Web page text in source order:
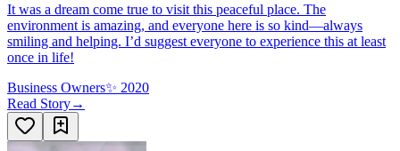
It was a dream come true to visit this peaceful place. The
environment is amazing, and everyone here is so kind—always
smiling and helping. I’d suggest everyone to experience this at least
once in life!
Business Owners✨ 2020
Read Story→